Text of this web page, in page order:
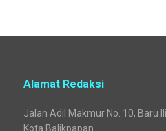
Alamat Redaksi
Jalan Adil Makmur No. 10, Baru
Kota Balikpapan.